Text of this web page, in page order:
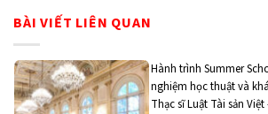
BÀI VIẾT LIÊN QUAN
Hành trình Summer
nghiệm học thuật và
Thạc sĩ Luật Tài sản Việt